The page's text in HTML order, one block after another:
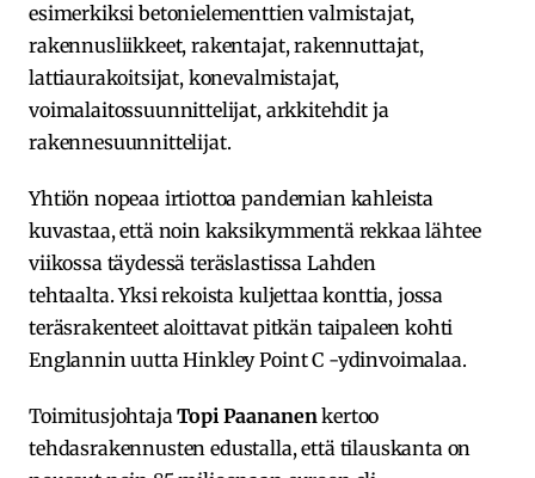
esimerkiksi betonielementtien valmistajat,
rakennusliikkeet, rakentajat, rakennuttajat,
lattiaurakoitsijat, konevalmistajat,
voimalaitossuunnittelijat, arkkitehdit ja
rakennesuunnittelijat.
Yhtiön nopeaa irtiottoa pandemian kahleista
kuvastaa, että noin kaksikymmentä rekkaa lähtee
viikossa täydessä teräslastissa Lahden
tehtaalta. Yksi rekoista kuljettaa konttia, jossa
teräsrakenteet aloittavat pitkän taipaleen kohti
Englannin uutta Hinkley Point C -ydinvoimalaa.
ToimitusjohtajaTopi Paananenkertoo
tehdasrakennusten edustalla, että tilauskanta on